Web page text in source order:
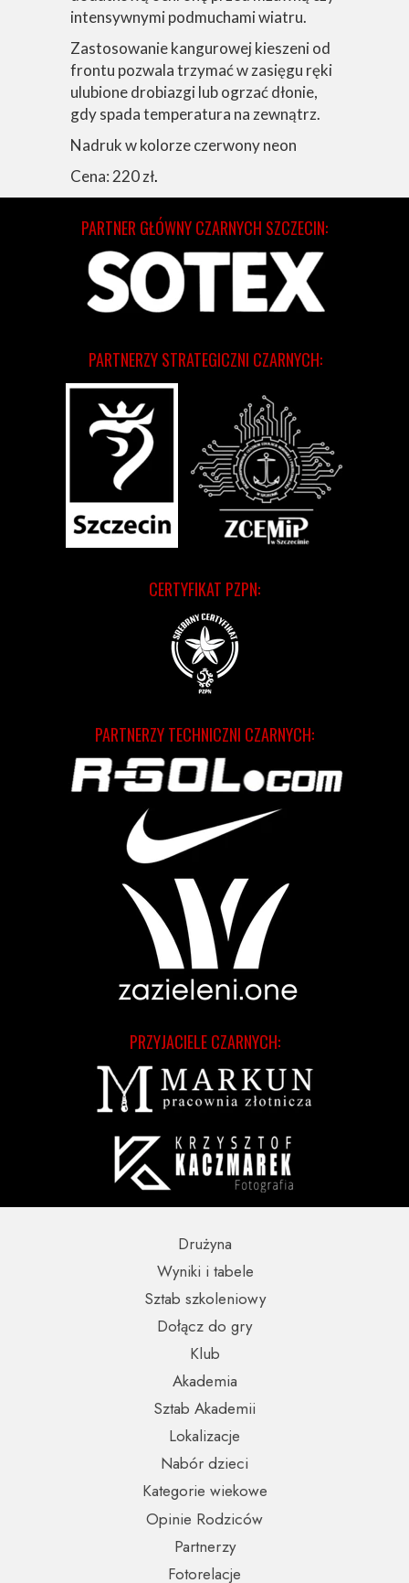
intensywnymi podmuchami wiatru.
Zastosowanie kangurowej kieszeni od
frontu pozwala trzymać w zasięgu ręki
ulubione drobiazgi lub ogrzać dłonie,
gdy spada temperatura na zewnątrz.
Nadruk w kolorze czerwony neon
Cena: 220 zł.
CERTYFIKAT PZPN:
PRZYJACIELE CZARNYCH:
PARTNERZY TECHNICZNI CZARNYCH:
PARTNERZY STRATEGICZNI CZARNYCH:
PARTNER GŁÓWNY CZARNYCH SZCZECIN:
Partnerzy
Opinie Rodziców
Nabór dzieci
Wyniki i tabele
Fotorelacje
Kategorie wiekowe
Lokalizacje
Sztab szkoleniowy
Sztab Akademii
Dołącz do gry
Drużyna
Akademia
Klub